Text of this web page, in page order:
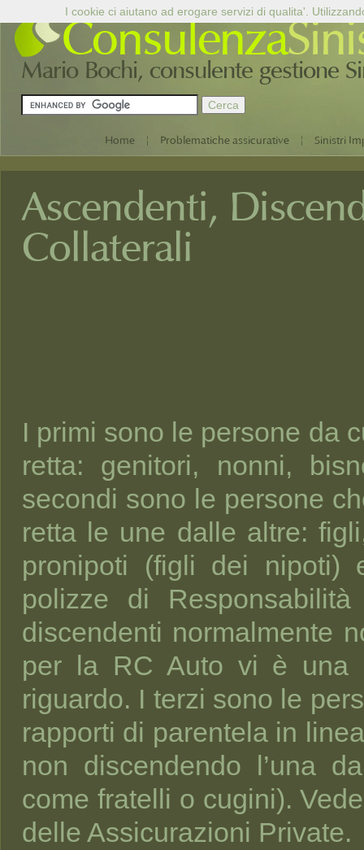
Consulenza
Mario Bochi, consulente gestione
Home | Problematiche assicurative | Sinistri
Ascendenti,
Collaterali
I primi sono le persone da
retta: genitori, nonni,
secondi sono le persone
retta le une dalle altre:
pronipoti (figli dei nipoti)
polizze di
discendenti normalmente
per la RC Auto vi è una
riguardo. I terzi sono le
rapporti di parentela in
non discendendo l’una
come fratelli o cugini).
delle Assicurazioni Private.
I cookie ci aiutano ad erogare servizi di qualita'.